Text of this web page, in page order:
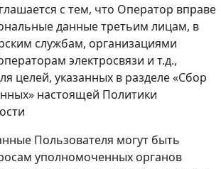
с тем, что Оператор вправе
данные третьим лицам, в
службам, организациями
электросвязи и т.д.,
целей, указанных в разделе «Сбор
настоящей Политики
Пользователя могут быть
уполномоченных органов